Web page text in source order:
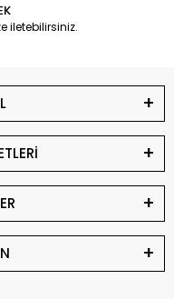
iletebilirsiniz.